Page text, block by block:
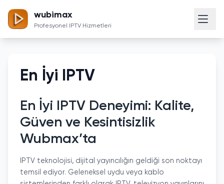
wubimax
Profesyonel IPTV Hizmetleri
En İyi IPTV
En İyi IPTV Deneyimi: Kalite,
Güven ve Kesintisizlik
Wubmax’ta
IPTV teknolojisi, dijital yayıncılığın geldiği son noktayı
temsil ediyor. Geleneksel uydu veya kablo